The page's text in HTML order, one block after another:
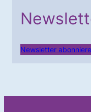
Newsletter